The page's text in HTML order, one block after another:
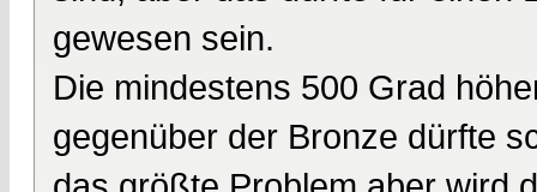
gewesen sein.
Die mindestens 500 Grad
gegenüber der Bronze dürfte